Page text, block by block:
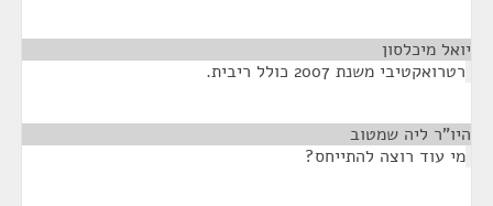
יואל מיכלסון
רטרואקטיבי משנת 2007 כולל ריבית.
היו"ר ליה שמטוב
מי עוד רוצה להתייחס?